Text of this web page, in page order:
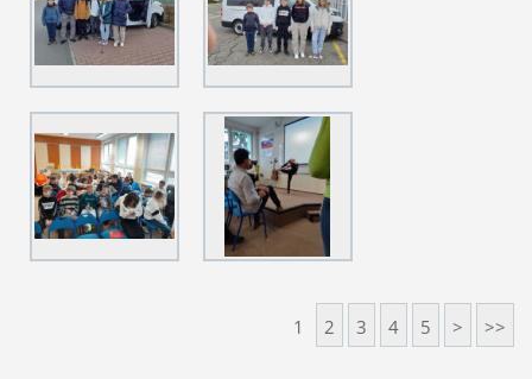
1 2 3 4 5 > >>